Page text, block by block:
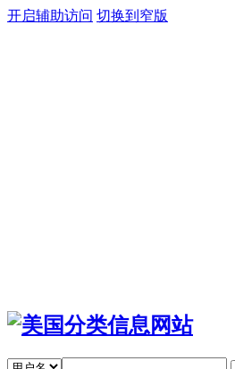
开启辅助访问 切换到窄版